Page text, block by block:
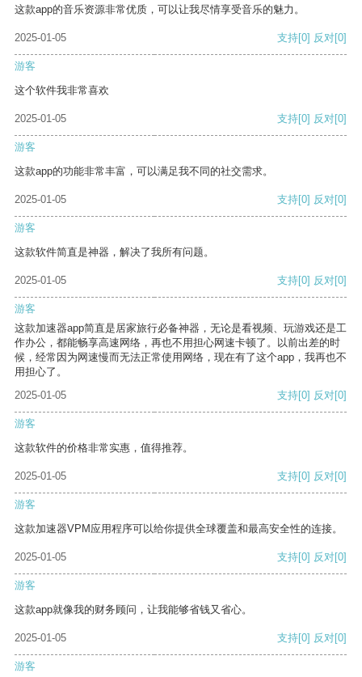
这款app的音乐资源非常优质，可以让我尽情享受音乐的魅力。
2025-01-05 支持[0] 反对[0]
游客
这个软件我非常喜欢
2025-01-05 支持[0] 反对[0]
游客
这款app的功能非常丰富，可以满足我不同的社交需求。
2025-01-05 支持[0] 反对[0]
游客
这款软件简直是神器，解决了我所有问题。
2025-01-05 支持[0] 反对[0]
游客
这款加速器app简直是居家旅行必备神器，无论是看视频、玩游戏还是工
作办公，都能畅享高速网络，再也不用担心网速卡顿了。以前出差的时
候，经常因为网速慢而无法正常使用网络，现在有了这个app，我再也不
用担心了。
2025-01-05
支持[0] 反对[0]
游客
这款软件的价格非常实惠，值得推荐。
2025-01-05 支持[0] 反对[0]
游客
这款加速器VPM应用程序可以给你提供全球覆盖和最高安全性的连接。
2025-01-05 支持[0] 反对[0]
游客
这款app就像我的财务顾问，让我能够省钱又省心。
2025-01-05 支持[0] 反对[0]
游客